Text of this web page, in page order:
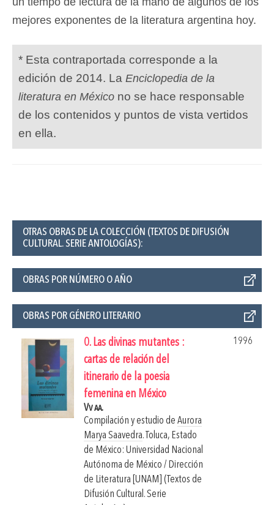
mejores exponentes de la literatura argentina hoy.
* Esta contraportada corresponde a la
edición de 2014. La Enciclopedia de la
literatura en México no se hace responsable
de los contenidos y puntos de vista vertidos
en ella.
OTRAS OBRAS DE LA COLECCIÓN (TEXTOS DE DIFUSIÓN
CULTURAL. SERIE ANTOLOGÍAS):
OBRAS POR NÚMERO O AÑO
OBRAS POR GÉNERO LITERARIO
0. Las divinas mutantes :
cartas de relación del
itinerario de la poesia
femenina en México
1996
Vv aa.
Compilación y estudio de Aurora
Marya Saavedra. Toluca, Estado
de México: Universidad Nacional
Autónoma de México / Dirección
de Literatura [UNAM] (Textos de
Difusión Cultural. Serie